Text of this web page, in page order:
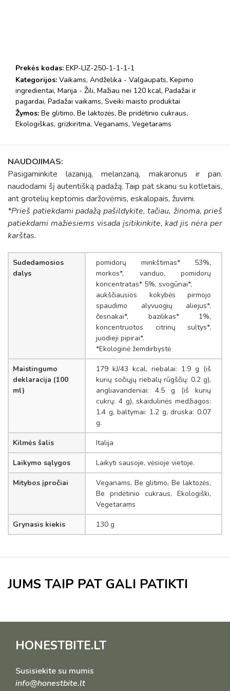
Prekės kodas: EKP-LIZ-250-1-1-1-1
Kategorijos: Vaikams, Andželika - Valgaupats, Kepimo
ingredientai, Marija - Žili, Mažiau nei 120 kcal, Padažai ir
pagardai, Padažai vaikams, Sveiki maisto produktai
Žymos: Be glitimo, Be laktozės, Be pridėtinio cukraus,
Ekologiškas, grizkiritma, Veganams, Vegetarams
NAUDOJIMAS:
Pasigaminkite lazaniją, melanzaną, makaronus ir pan.
naudodami šį autentišką padažą. Taip pat skanu su kotletais,
ant grotelių keptomis daržovėmis, eskalopais, žuvimi.
*Prieš patiekdami padažą pašildykite, tačiau, žinoma, prieš
patiekdami mažiesiems visada įsitikinkite, kad jis nėra per
karštas.
Sudedamosios
dalys
pomidorų minkštimas* 53%,
morkos*, vanduo, pomidorų
koncentratas* 5%, svogūnai*,
aukščiausios kokybės pirmojo
spaudimo alyvuogių aliejus*,
česnakai*, bazilikas* 1%,
koncentruotos citrinų sultys*,
juodieji pipirai*.
*Ekologinė žemdirbystė
Maistingumo
deklaracija (100
ml)
179 kJ/43 kcal, riebalai: 1.9 g (iš
kurių sočiųjų riebalų rūgščių: 0.2 g),
angliavandeniai: 4.5 g (iš kurių
cukrų: 4 g), skaidulinės medžiagos:
1.4 g, baltymai: 1.2 g, druska: 0.07
g.
Kilmės šalis Italija
Laikymo sąlygos Laikyti sausoje, vėsioje vietoje.
Mitybos įpročiai
Veganams, Be glitimo, Be laktozės,
Be pridėtinio cukraus, Ekologiški,
Vegetarams
Grynasis kiekis 130 g
JUMS TAIP PAT GALI PATIKTI
HONESTBITE.LT
Susisiekite su mumis
info@honestbite.lt